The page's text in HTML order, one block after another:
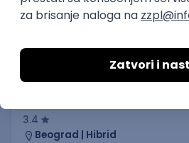
SQL SharePoint Git SQL Server
MS Dynamics 365 F&O
Consultant
3.4
Beograd | Hibrid